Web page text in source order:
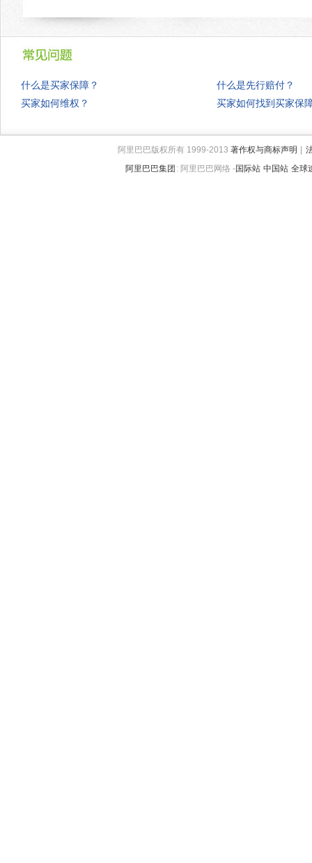
什么是买家保障？
什么是先行赔付？
买家如何维权？
买家如何找到买家保
阿里巴巴版权所有 1999-2013 著作权与商标声明
阿里巴巴集团 : 阿里巴巴网络 -国际站 中国站 全球